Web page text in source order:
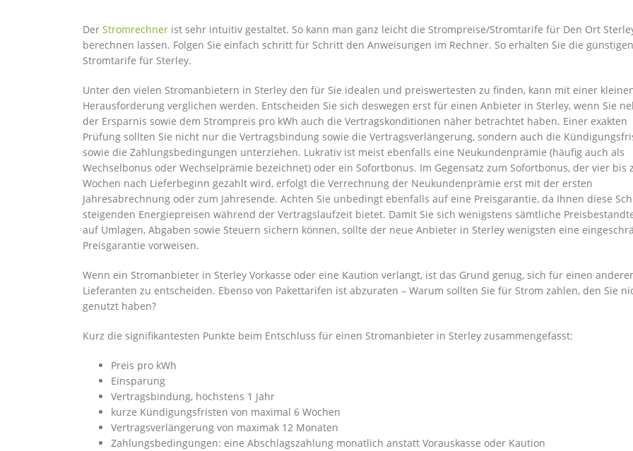
Der Stromrechner ist sehr intuitiv gestaltet. So kann man ganz leicht die Strompreise/Stromtarife für Den Ort
berechnen lassen. Folgen Sie einfach schritt für Schritt den Anweisungen im Rechner. So erhalten Sie die günstigen
Stromtarife für Sterley.
Unter den vielen Stromanbietern in Sterley den für Sie idealen und preiswertesten zu finden, kann mit einer
Herausforderung verglichen werden. Entscheiden Sie sich deswegen erst für einen Anbieter in Sterley, wenn Sie
der Ersparnis sowie dem Strompreis pro kWh auch die Vertragskonditionen näher betrachtet haben. Einer exakten
Prüfung sollten Sie nicht nur die Vertragsbindung sowie die Vertragsverlängerung, sondern auch die
sowie die Zahlungsbedingungen unterziehen. Lukrativ ist meist ebenfalls eine Neukundenprämie (häufig auch als
Wechselbonus oder Wechselprämie bezeichnet) oder ein Sofortbonus. Im Gegensatz zum Sofortbonus, der vier bis
Wochen nach Lieferbeginn gezahlt wird, erfolgt die Verrechnung der Neukundenprämie erst mit der ersten
Jahresabrechnung oder zum Jahresende. Achten Sie unbedingt ebenfalls auf eine Preisgarantie, da Ihnen diese
steigenden Energiepreisen während der Vertragslaufzeit bietet. Damit Sie sich wenigstens sämtliche
auf Umlagen, Abgaben sowie Steuern sichern können, sollte der neue Anbieter in Sterley wenigsten eine
Preisgarantie vorweisen.
Wenn ein Stromanbieter in Sterley Vorkasse oder eine Kaution verlangt, ist das Grund genug, sich für einen
Lieferanten zu entscheiden. Ebenso von Pakettarifen ist abzuraten – Warum sollten Sie für Strom zahlen, den Sie
genutzt haben?
Kurz die signifikantesten Punkte beim Entschluss für einen Stromanbieter in Sterley zusammengefasst:
Preis pro kWh
Einsparung
Vertragsbindung, höchstens 1 Jahr
kurze Kündigungsfristen von maximal 6 Wochen
Vertragsverlängerung von maximak 12 Monaten
Zahlungsbedingungen: eine Abschlagszahlung monatlich anstatt Vorauskasse oder Kaution